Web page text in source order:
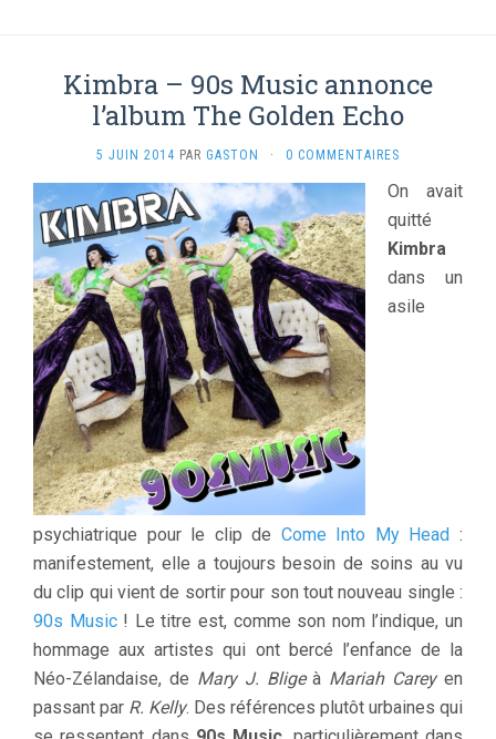
Kimbra – 90s Music annonce
l’album The Golden Echo
5 JUIN 2014 PAR GASTON · 0 COMMENTAIRES
On avait
quitté
Kimbra
dans un
asile
psychiatrique pour le clip de Come Into My Head :
manifestement, elle a toujours besoin de soins au vu
du clip qui vient de sortir pour son tout nouveau single :
90s Music! Le titre est, comme son nom l’indique, un
hommage aux artistes qui ont bercé l’enfance de la
Néo-Zélandaise, de Mary J. Bligeà Mariah Careyen
passant par R. Kelly. Des références plutôt urbaines qui